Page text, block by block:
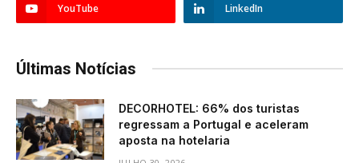
YouTube LinkedIn
Últimas Notícias
DECORHOTEL: 66% dos turistas
regressam a Portugal e aceleram
aposta na hotelaria